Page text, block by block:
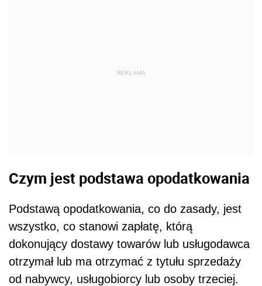
REKLAMA
Czym jest podstawa opodatkowania
Podstawą opodatkowania, co do zasady, jest
wszystko, co stanowi zapłatę, którą
dokonujący dostawy towarów lub usługodawca
otrzymał lub ma otrzymać z tytułu sprzedaży
od nabywcy, usługobiorcy lub osoby trzeciej.